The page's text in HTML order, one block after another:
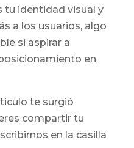
tu identidad visual y
a los usuarios, algo
si aspirar a
en
te surgió
compartir tu
en la casilla